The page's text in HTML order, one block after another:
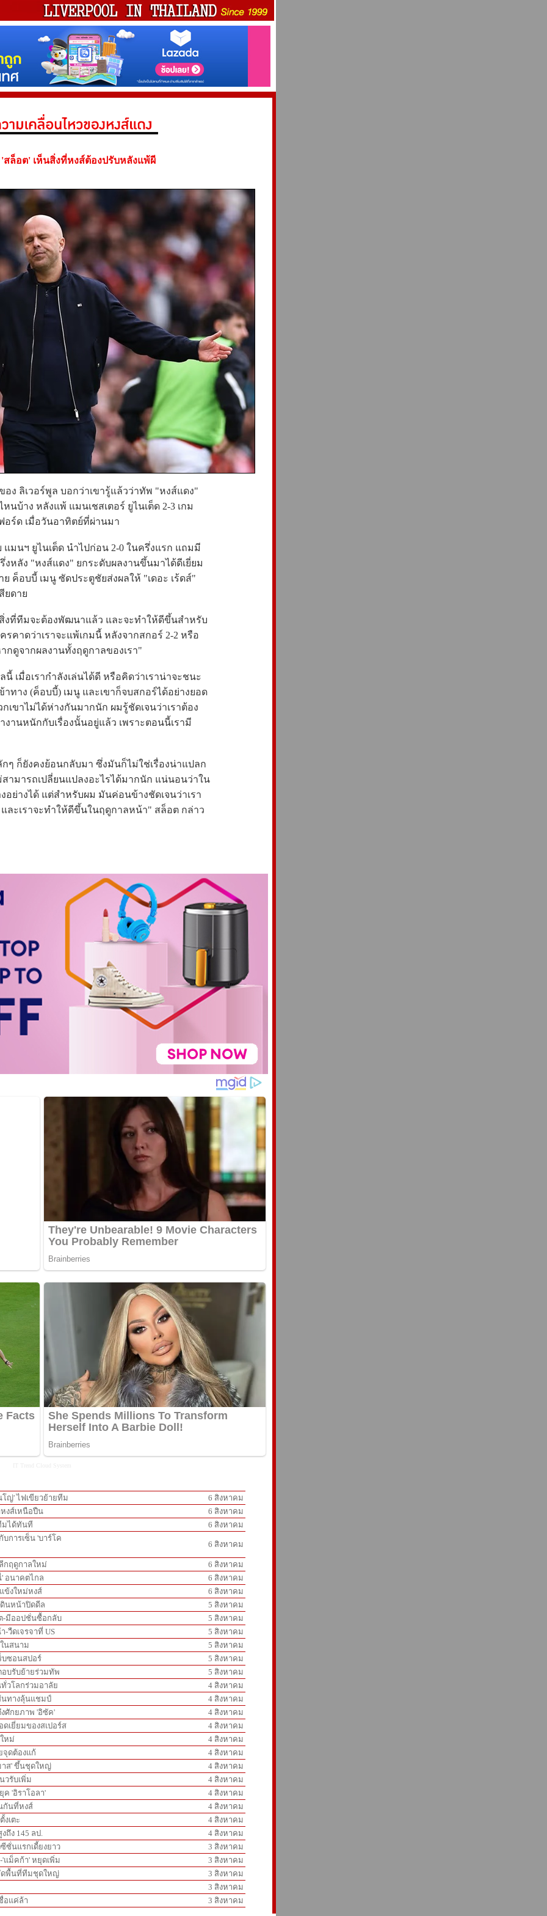
ล็อต' เห็นสิ่งที่หงส์ต้องปรับหลังแพ้ผี
ง ลิเวอร์พูล บอกว่าเขารู้แล้วว่าทัพ "หงส์แดง"
นบ้าง หลังแพ้ แมนเชสเตอร์ ยูไนเต็ด 2-3 เกม
ร์ด เมื่อวันอาทิตย์ที่ผ่านมา
มนฯ ยูไนเต็ด นำไปก่อน 2-0 ในครึ่งแรก แถมมี
หลัง "หงส์แดง" ยกระดับผลงานขึ้นมาได้ดีเยี่ยม
ค็อบบี้ เมนู ซัดประตูชัยส่งผลให้ "เดอะ เร้ดส์"
ยดาย
งที่ทีมจะต้องพัฒนาแล้ว และจะทำให้ดีขึ้นสำหรับ
คาดว่าเราจะแพ้เกมนี้ หลังจากสกอร์ 2-2 หรือ
ดูจากผลงานทั้งฤดูกาลของเรา"
เมื่อเรากำลังเล่นได้ดี หรือคิดว่าเราน่าจะชนะ
ทาง (ค็อบบี้) เมนู และเขาก็จบสกอร์ได้อย่างยอด
กเขาไม่ได้ห่างกันมากนัก ผมรู้ชัดเจนว่าเราต้อง
งานหนักกับเรื่องนั้นอยู่แล้ว เพราะตอนนี้เรามี
ก็ยังคงย้อนกลับมา ซึ่งมันก็ไม่ใช่เรื่องน่าแปลก
สามารถเปลี่ยนแปลงอะไรได้มากนัก แน่นอนว่าใน
อย่างได้ แต่สำหรับผม มันค่อนข้างชัดเจนว่าเรา
ละเราจะทำให้ดีขึ้นในฤดูกาลหน้า" สล็อต กล่าว
โญ่' ไฟเขียวย้ายทีม
6 สิงหาคม
งส์เหนือปืน
6 สิงหาคม
มได้ทันที
6 สิงหาคม
บการเซ็น 'บาร์โค
6 สิงหาคม
กฤดูกาลใหม่
6 สิงหาคม
' อนาคตไกล
6 สิงหาคม
ข้งใหม่หงส์
6 สิงหาคม
ดินหน้าปิดดีล
5 สิงหาคม
-มีออปชั่นซื้อกลับ
5 สิงหาคม
วืดเจรจาที่ US
5 สิงหาคม
นสนาม
5 สิงหาคม
บซอนสปอร์
5 สิงหาคม
อบรับย้ายร่วมทัพ
5 สิงหาคม
วโลกร่วมอาลัย
4 สิงหาคม
นทางลุ้นแชมป์
4 สิงหาคม
ศักยภาพ 'อิซัค'
4 สิงหาคม
เยี่ยมของสเปอร์ส
4 สิงหาคม
หม่
4 สิงหาคม
จุดต้องแก้
4 สิงหาคม
าส' ขึ้นชุดใหญ่
4 สิงหาคม
วรับเพิ่ม
4 สิงหาคม
ค 'อิราโอลา'
4 สิงหาคม
กันที่หงส์
4 สิงหาคม
เตะ
4 สิงหาคม
ถึง 145 ลป.
4 สิงหาคม
ซั่นแรกเดี้ยงยาว
3 สิงหาคม
แม็คก้า' หยุดเพิ่ม
3 สิงหาคม
ดพื้นที่ทีมชุดใหญ่
3 สิงหาคม
3 สิงหาคม
อแค่ล้า
3 สิงหาคม